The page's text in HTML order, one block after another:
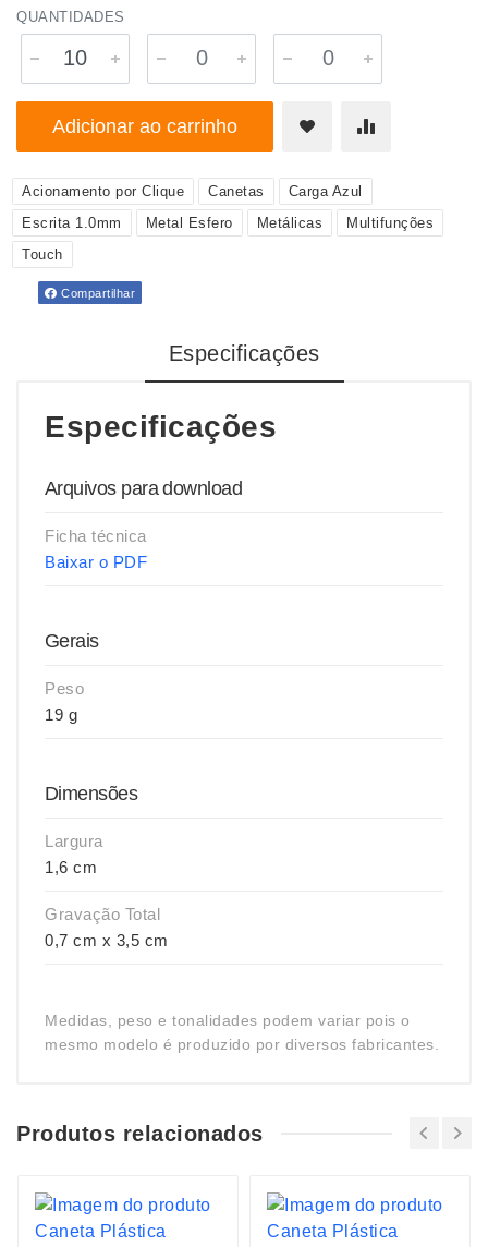
QUANTIDADES
Adicionar ao carrinho
Acionamento por Clique Canetas
Carga Azul
Escrita 1.0mm
Metal Esfero Metálicas
Multifunções
Touch
Compartilhar
Especificações
Especificações
Arquivos para download
Ficha técnica
Baixar o PDF
Gerais
Peso
19 g
Dimensões
Largura
1,6 cm
Gravação Total
0,7 cm x 3,5 cm
Medidas, peso e tonalidades podem variar pois o
mesmo modelo é produzido por diversos fabricantes.
Produtos relacionados